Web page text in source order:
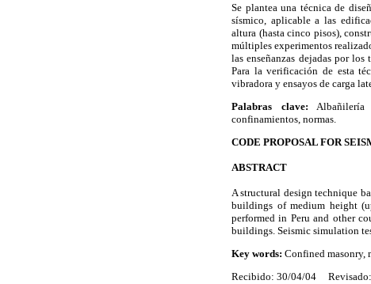
Se plantea una técnica de
sísmico, aplicable a las
altura (hasta cinco pisos),
múltiples experimentos
las enseñanzas dejadas por los
Para la verificación de esta
vibradora y ensayos de carga
Palabras clave: Albañilería
confinamientos, normas.
CODE PROPOSAL FOR
ABSTRACT
A structural design technique
buildings of medium height
performed in Peru and other
buildings. Seismic simulation
Key words: Confined masonry,
Recibido: 30/04/04